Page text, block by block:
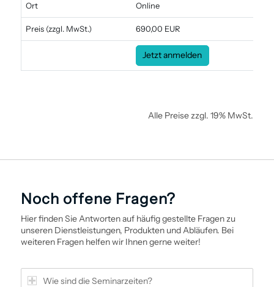
Ort Online
Preis (zzgl. MwSt.) 690,00 EUR
Jetzt anmelden
Alle Preise zzgl. 19% MwSt.
Noch offene Fragen?
Hier finden Sie Antworten auf häufig gestellte Fragen zu
unseren Dienstleistungen, Produkten und Abläufen. Bei
weiteren Fragen helfen wir Ihnen gerne weiter!
Wie sind die Seminarzeiten?